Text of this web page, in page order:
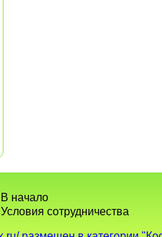
В начало
Условия сотрудничества